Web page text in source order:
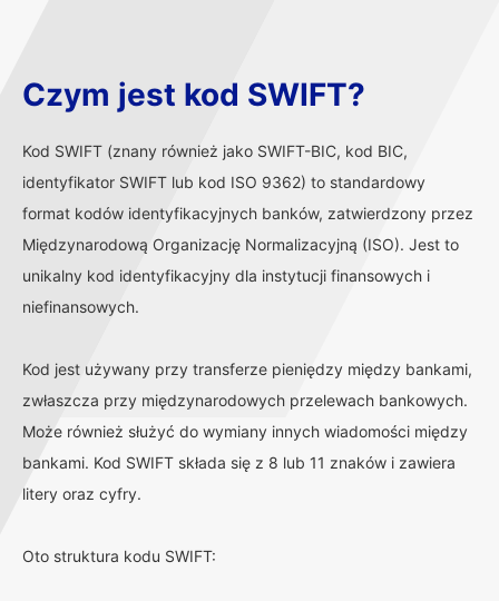
Czym jest kod SWIFT?
Kod SWIFT (znany również jako SWIFT-BIC, kod BIC,
identyfikator SWIFT lub kod ISO 9362) to standardowy
format kodów identyfikacyjnych banków, zatwierdzony przez
Międzynarodową Organizację Normalizacyjną (ISO). Jest to
unikalny kod identyfikacyjny dla instytucji finansowych i
niefinansowych.
Kod jest używany przy transferze pieniędzy między bankami,
zwłaszcza przy międzynarodowych przelewach bankowych.
Może również służyć do wymiany innych wiadomości między
bankami. Kod SWIFT składa się z 8 lub 11 znaków i zawiera
litery oraz cyfry.
Oto struktura kodu SWIFT: